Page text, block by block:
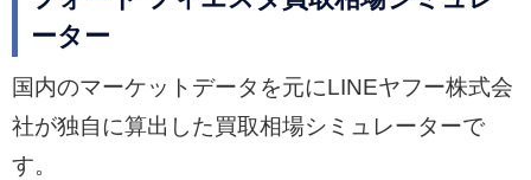
ーター
国内のマーケットデータを元にLINEヤフー株式会
社が独自に算出した買取相場シミュレーターで
す。